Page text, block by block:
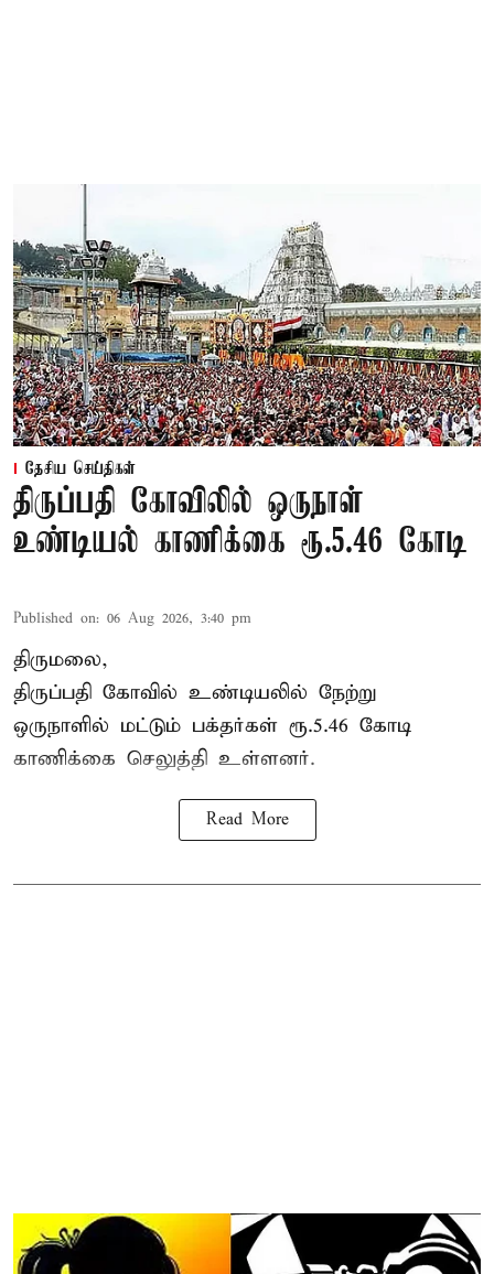
தேசிய செய்திகள்
திருப்பதி கோவிலில் ஒருநாள்
உண்டியல் காணிக்கை ரூ.5.46 கோடி
Published on: 06 Aug 2026, 3:40 pm
திருமலை,
திருப்பதி கோவில் உண்டியலில் நேற்று
ஒருநாளில் மட்டும் பக்தர்கள் ரூ.5.46 கோடி
காணிக்கை செலுத்தி உள்ளனர்.
Read More